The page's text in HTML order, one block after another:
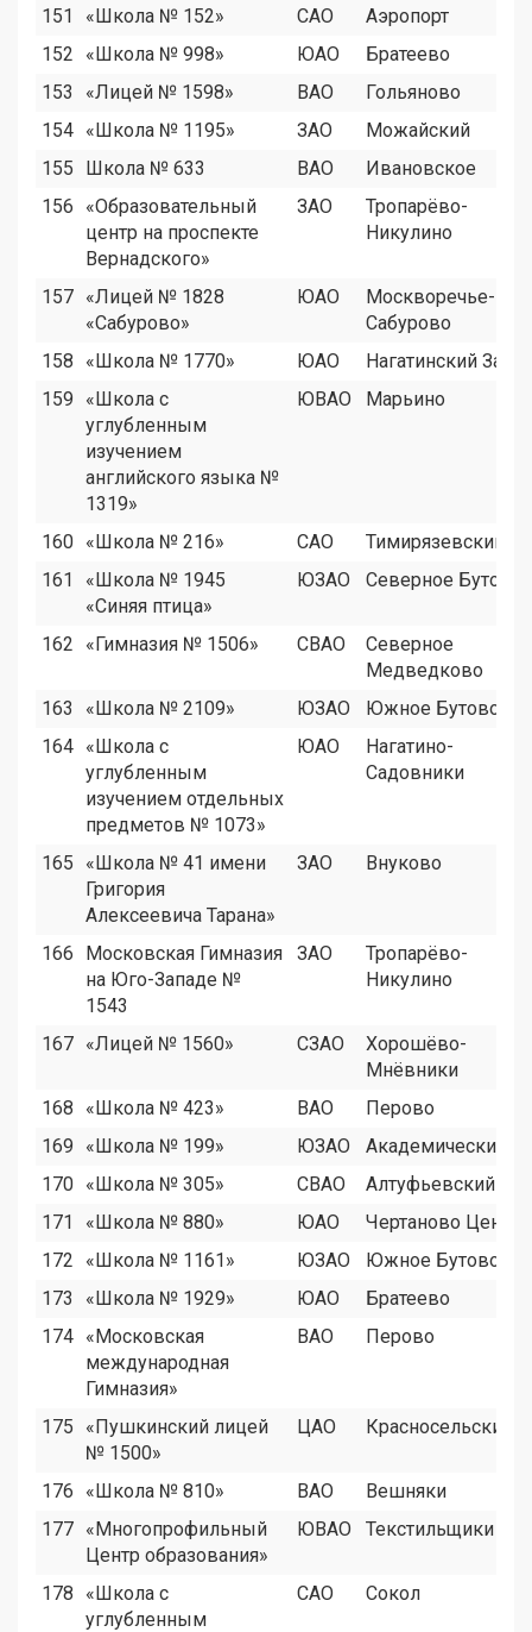
151 «Школа № 152» САО
Аэропорт
152
«Школа № 998» ЮАО
Братеево
153
«Лицей № 1598» ВАО
Гольяново
154 «Школа № 1195» ЗАО
Можайский
155
Школа № 633 ВАО
Ивановское
156
«Образовательный
центр на проспекте
Вернадского»
ЗАО
Тропарёво-
Никулино
157 «Лицей № 1828
«Сабурово»
ЮАО
Москворечье-
Сабурово
158
«Школа № 1770» ЮАО
Нагатинский Затон
159
«Школа с
углубленным
изучением
английского языка №
1319»
ЮВАО Марьино
160 «Школа № 216» САО
Тимирязевский
161
«Школа № 1945
«Синяя птица»
ЮЗАО Северное Бутово
162 «Гимназия № 1506» СВАО
Северное
Медведково
163
«Школа № 2109» ЮЗАО
Южное Бутово
164 «Школа с
углубленным
изучением отдельных
предметов № 1073»
ЮАО
Нагатино-
Садовники
165
«Школа № 41 имени
Григория
Алексеевича Тарана»
ЗАО Внуково
166
Московская Гимназия
на Юго-Западе №
1543
ЗАО
Тропарёво-
Никулино
167 «Лицей № 1560» СЗАО
Хорошёво-
Мнёвники
168
«Школа № 423» ВАО
Перово
169
«Школа № 199» ЮЗАО
Академический
170 «Школа № 305» СВАО
Алтуфьевский
171
«Школа № 880» ЮАО
Чертаново Центр
172
«Школа № 1161» ЮЗАО
Южное Бутово
173
«Школа № 1929» ЮАО
Братеево
174 «Московская
международная
Гимназия»
ВАО Перово
175
«Пушкинский лицей
№ 1500»
ЦАО Красносельский
176 «Школа № 810» ВАО
Вешняки
177 «Многопрофильный
Центр образования»
ЮВАО Текстильщики
178
«Школа с
углубленным
САО Сокол